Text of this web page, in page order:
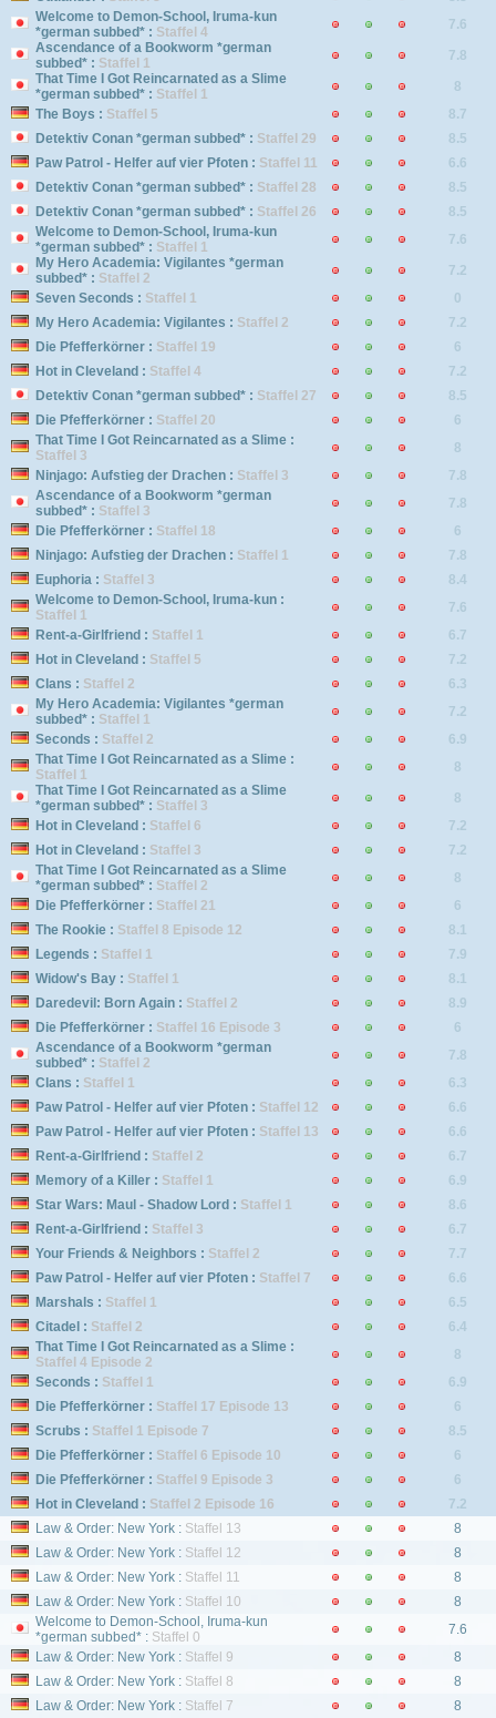
Welcome to Demon-School, Iruma-kun
*german subbed* : Staffel 4
7.6
Ascendance of a Bookworm *german
subbed* : Staffel 1
7.8
That Time I Got Reincarnated as a Slime
*german subbed* : Staffel 1
8
The Boys : Staffel 5
8.7
Detektiv Conan *german subbed* : Staffel 29
8.5
Paw Patrol - Helfer auf vier Pfoten : Staffel 11
6.6
Detektiv Conan *german subbed* : Staffel 28
8.5
Detektiv Conan *german subbed* : Staffel 26
8.5
Welcome to Demon-School, Iruma-kun
*german subbed* : Staffel 1
7.6
My Hero Academia: Vigilantes *german
subbed* : Staffel 2
7.2
Seven Seconds : Staffel 1
0
My Hero Academia: Vigilantes : Staffel 2
7.2
Die Pfefferkörner : Staffel 19
6
Hot in Cleveland : Staffel 4
7.2
Detektiv Conan *german subbed* : Staffel 27
8.5
Die Pfefferkörner : Staffel 20
6
That Time I Got Reincarnated as a Slime :
Staffel 3
8
Ninjago: Aufstieg der Drachen : Staffel 3
7.8
Ascendance of a Bookworm *german
subbed* : Staffel 3
7.8
Die Pfefferkörner : Staffel 18
6
Ninjago: Aufstieg der Drachen : Staffel 1
7.8
Euphoria : Staffel 3
8.4
Welcome to Demon-School, Iruma-kun :
Staffel 1
7.6
Rent-a-Girlfriend : Staffel 1
6.7
Hot in Cleveland : Staffel 5
7.2
Clans : Staffel 2
6.3
My Hero Academia: Vigilantes *german
subbed* : Staffel 1
7.2
Seconds : Staffel 2
6.9
That Time I Got Reincarnated as a Slime :
Staffel 1
8
That Time I Got Reincarnated as a Slime
*german subbed* : Staffel 3
8
Hot in Cleveland : Staffel 6
7.2
Hot in Cleveland : Staffel 3
7.2
That Time I Got Reincarnated as a Slime
*german subbed* : Staffel 2
8
Die Pfefferkörner : Staffel 21
6
The Rookie : Staffel 8 Episode 12
8.1
Legends : Staffel 1
7.9
Widow's Bay : Staffel 1
8.1
Daredevil: Born Again : Staffel 2
8.9
Die Pfefferkörner : Staffel 16 Episode 3
6
Ascendance of a Bookworm *german
subbed* : Staffel 2
7.8
Clans : Staffel 1
6.3
Paw Patrol - Helfer auf vier Pfoten : Staffel 12
6.6
Paw Patrol - Helfer auf vier Pfoten : Staffel 13
6.6
Rent-a-Girlfriend : Staffel 2
6.7
Memory of a Killer : Staffel 1
6.9
Star Wars: Maul - Shadow Lord : Staffel 1
8.6
Rent-a-Girlfriend : Staffel 3
6.7
Your Friends & Neighbors : Staffel 2
7.7
Paw Patrol - Helfer auf vier Pfoten : Staffel 7
6.6
Marshals : Staffel 1
6.5
Citadel : Staffel 2
6.4
That Time I Got Reincarnated as a Slime :
Staffel 4 Episode 2
8
Seconds : Staffel 1
6.9
Die Pfefferkörner : Staffel 17 Episode 13
6
Scrubs : Staffel 1 Episode 7
8.5
Die Pfefferkörner : Staffel 6 Episode 10
6
Die Pfefferkörner : Staffel 9 Episode 3
6
Hot in Cleveland : Staffel 2 Episode 16
7.2
Law & Order: New York : Staffel 13
8
Law & Order: New York : Staffel 12
8
Law & Order: New York : Staffel 11
8
Law & Order: New York : Staffel 10
8
Welcome to Demon-School, Iruma-kun
*german subbed* : Staffel 0
7.6
Law & Order: New York : Staffel 9
8
Law & Order: New York : Staffel 8
8
Law & Order: New York : Staffel 7 8